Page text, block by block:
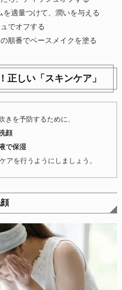
適量つけて、潤いを与える
でオフする
順番でベースメイクを塗る
正しい「スキンケア」
きを予防するために、
顔
で保湿
アを行うようにしましょう。